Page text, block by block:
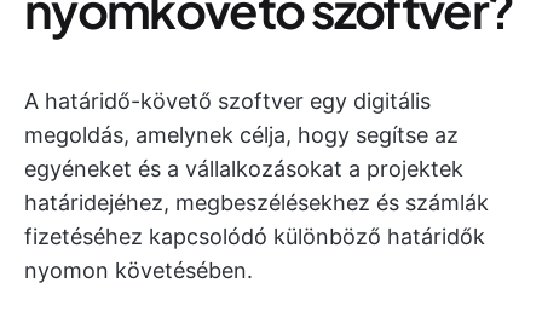
A határidő-követő szoftver egy digitális
megoldás, amelynek célja, hogy segítse az
egyéneket és a vállalkozásokat a projektek
határidejéhez, megbeszélésekhez és számlák
fizetéséhez kapcsolódó különböző határidők
nyomon követésében.